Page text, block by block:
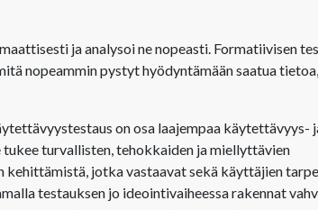
ja analysoi ne nopeasti. Formatiivisen
nopeammin pystyt hyödyntämään saatua
on osa laajempaa käytettävyys-
tukee turvallisten, tehokkaiden ja miellyttävien
jotka vastaavat sekä käyttäjien
testauksen jo ideointivaiheessa rakennat